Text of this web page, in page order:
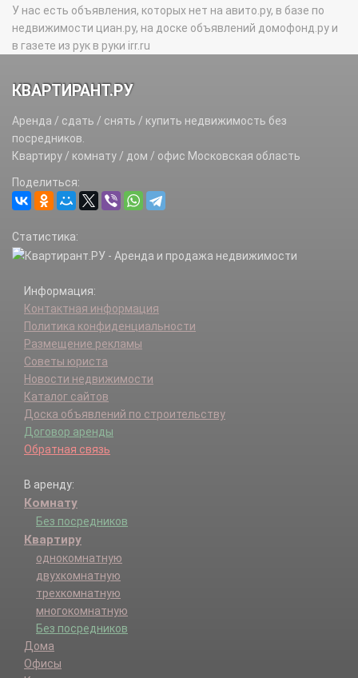
У нас есть объявления, которых нет на авито.ру, в базе по
недвижимости циан.ру, на доске объявлений домофонд.ру и
в газете из рук в руки irr.ru
КВАРТИРАНТ.РУ
Аренда / сдать / снять / купить недвижимость без
посредников.
Квартиру / комнату / дом / офис Московская область
Поделиться:
Статистика:
Информация:
Контактная информация
Политика конфиденциальности
Размещение рекламы
Советы юриста
Новости недвижимости
Каталог сайтов
Доска объявлений по строительству
Договор аренды
Обратная связь
В аренду:
Комнату
Без посредников
Квартиру
однокомнатную
двухкомнатную
трехкомнатную
многокомнатную
Без посредников
Дома
Офисы